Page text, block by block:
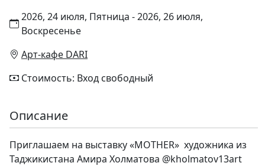
2026, 24 июля, Пятница - 2026, 26 июля,
Воскресенье
Арт-кафе DARI
Стоимость: Вход свободный
Описание
Приглашаем на выставку «MOTHER» художника из
Таджикистана Амира Холматова @kholmatov13art